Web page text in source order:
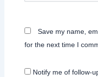
Save my name,
for the next time I
Notify me of follow-